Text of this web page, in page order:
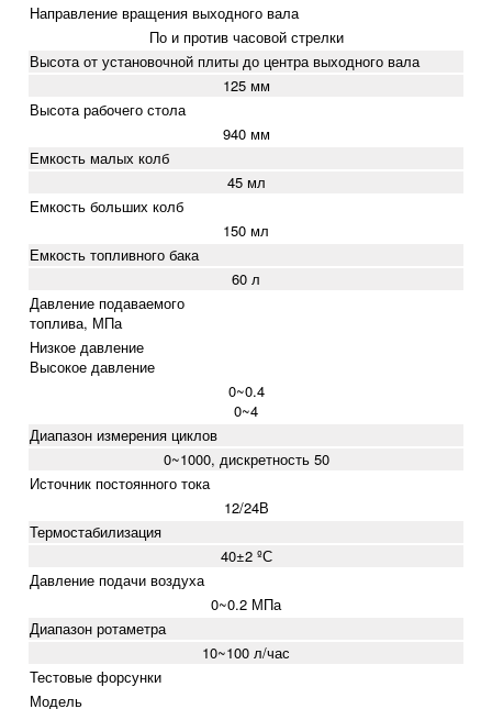
Направление вращения выходного вала
По и против часовой стрелки
Высота от установочной плиты до центра выходного вала
125 мм
Высота рабочего стола
940 мм
Емкость малых колб
45 мл
Емкость больших колб
150 мл
Емкость топливного бака
60 л
Давление подаваемого
топлива, МПа
Низкое давление
Высокое давление
0~0.4
0~4
Диапазон измерения циклов
0~1000, дискретность 50
Источник постоянного тока
12/24В
Термостабилизация
40±2 ºС
Давление подачи воздуха
0~0.2 МПа
Диапазон ротаметра
10~100 л/час
Тестовые форсунки
Модель